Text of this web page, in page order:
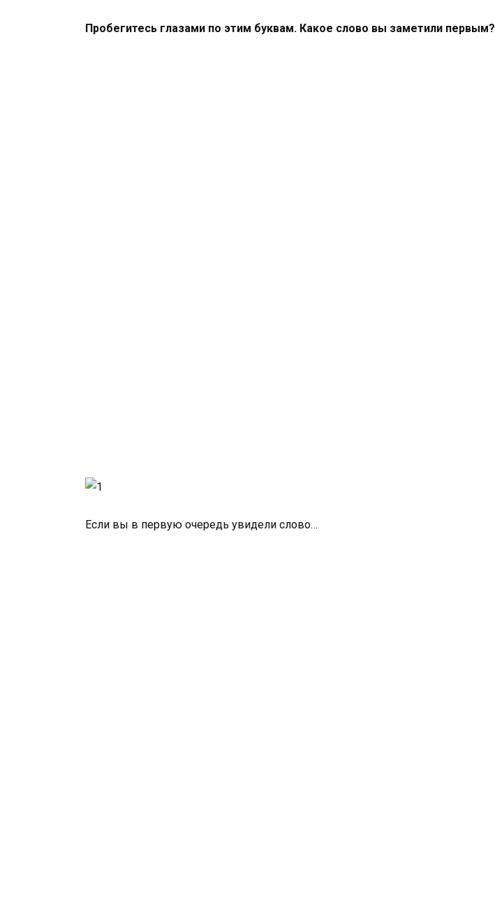
Пробегитесь глазами по этим буквам. Какое слово вы заметили первым?
Если вы в первую очередь увидели слово…